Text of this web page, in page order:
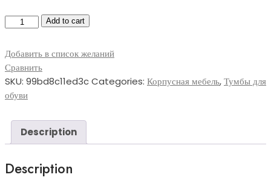
Обувница
quantity
Add to cart
Добавить в список желаний
Сравнить
SKU: 99bd8c11ed3cCategories: Корпусная мебель,Тумбы для
обуви
Description
Description